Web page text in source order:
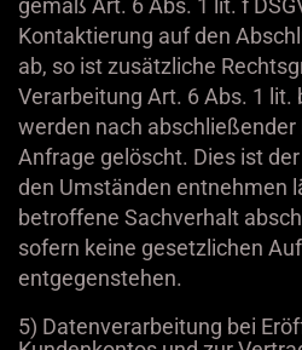
gemäß Art. 6 Abs. 1 lit. f
Kontaktierung auf den
ab, so ist zusätzliche
Verarbeitung Art. 6 Abs. 1 lit.
werden nach
Anfrage gelöscht. Dies ist
den Umständen entnehmen
betroffene Sachverhalt
sofern keine gesetzlichen
entgegenstehen.
5) Datenverarbeitung bei